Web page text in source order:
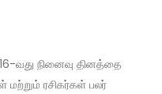
வது நினைவு தினத்தை
மற்றும் ரசிகர்கள் பலர்